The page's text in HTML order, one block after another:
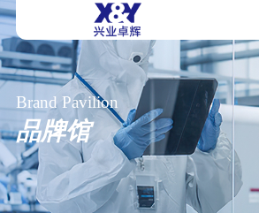
Brand Pavilion
品牌馆